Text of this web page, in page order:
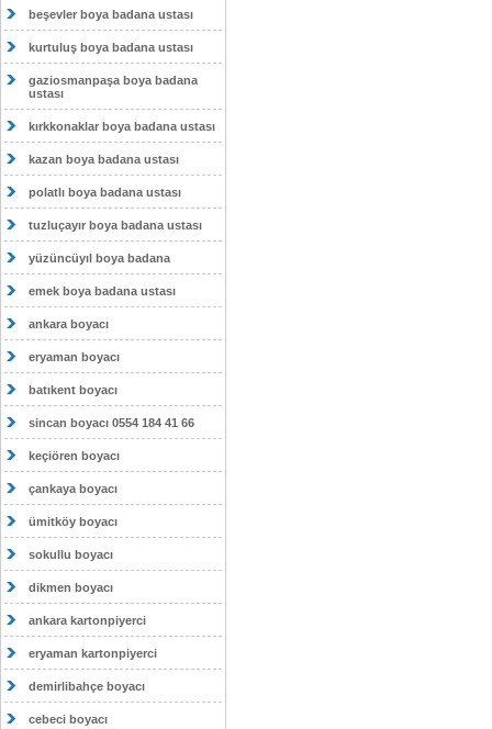
beşevler boya badana ustası
kurtuluş boya badana ustası
gaziosmanpaşa boya badana
ustası
kırkkonaklar boya badana ustası
kazan boya badana ustası
polatlı boya badana ustası
tuzluçayır boya badana ustası
yüzüncüyıl boya badana
emek boya badana ustası
ankara boyacı
eryaman boyacı
batıkent boyacı
sincan boyacı 0554 184 41 66
keçiören boyacı
çankaya boyacı
ümitköy boyacı
sokullu boyacı
dikmen boyacı
ankara kartonpiyerci
eryaman kartonpiyerci
demirlibahçe boyacı
cebeci boyacı